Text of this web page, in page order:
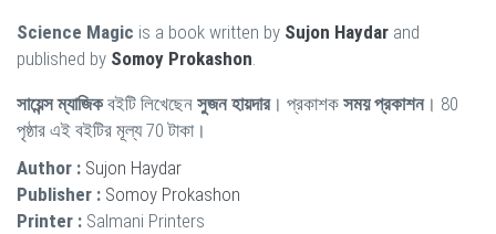
Science Magic is a book written by Sujon Haydar and
published by Somoy Prokashon
সায়েন্স ম্যাজিকবইটি লিখেছেন সুজন হায়দার। প্রকাশক সময় প্রকাশন। 80
পৃষ্ঠার এই বইটির মূল্য 70 টাকা।
Author : Sujon Haydar
Publisher : Somoy Prokashon
Printer : Salmani Printers